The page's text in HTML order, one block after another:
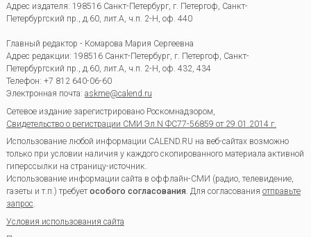
Адрес издателя: 198516 Санкт-Петербург, г. Петергоф, Санкт-
Петербургский пр., д.60, лит.А, ч.п. 2-Н, оф. 440
Главный редактор - Комарова Мария Сергеевна
Адрес редакции: 198516 Санкт-Петербург, г. Петергоф, Санкт-
Петербургский пр., д.60, лит.А, ч.п. 2-Н, оф. 432, 434
Телефон: +7 812 640-06-60
Электронная почта: askme@calend.ru
Сетевое издание зарегистрировано Роскомнадзором,
Свидетельство о регистрации СМИ Эл.N ФС77-56859 от 29.01.2014 г.
Использование любой информации CALEND.RU на веб-сайтах возможно
только при условии наличия у каждого скопированного материала активной
гиперссылки на страницу-источник.
Использование информации сайта в оффлайн-СМИ (радио, телевидение,
газеты и т.п.) требуетособого согласования. Для согласования отправьте
запрос.
Условия использования сайта